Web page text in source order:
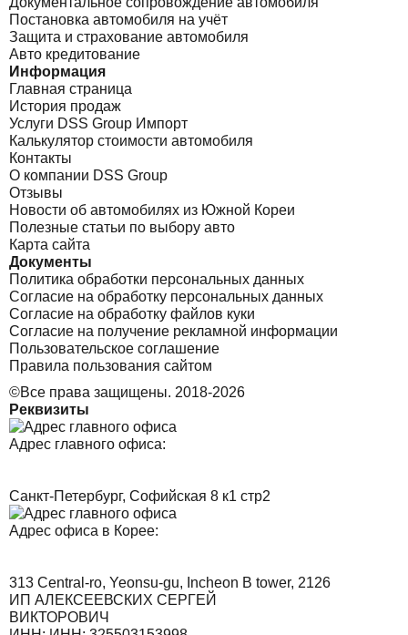
Постановка автомобиля на учёт
Защита и страхование автомобиля
Авто кредитование
Информация
Главная страница
История продаж
Услуги DSS Group Импорт
Калькулятор стоимости автомобиля
Контакты
О компании DSS Group
Отзывы
Новости об автомобилях из Южной Кореи
Полезные статьи по выбору авто
Карта сайта
Документы
Политика обработки персональных данных
Согласие на обработку персональных данных
Согласие на обработку файлов куки
Согласие на получение рекламной информации
Пользовательское соглашение
Правила пользования сайтом
©Все права защищены. 2018-2026
Реквизиты
Адрес главного офиса:
Санкт-Петербург, Софийская 8 к1 стр2
Адрес офиса в Корее:
313 Central-ro, Yeonsu-gu, Incheon B tower, 2126
ИП АЛЕКСЕЕВСКИХ СЕРГЕЙ
ВИКТОРОВИЧ